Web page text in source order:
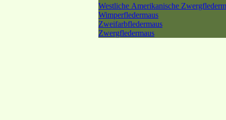
Westliche Amerikanische
Wimperfledermaus
Zweifarbfledermaus
Zwergfledermaus